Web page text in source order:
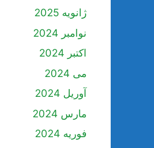
ژانویه 2025
نوامبر 2024
اکتبر 2024
می 2024
آوریل 2024
مارس 2024
فوریه 2024